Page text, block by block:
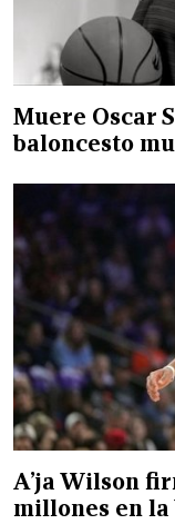
Muere Oscar
baloncesto
A’ja Wilson
millones en la